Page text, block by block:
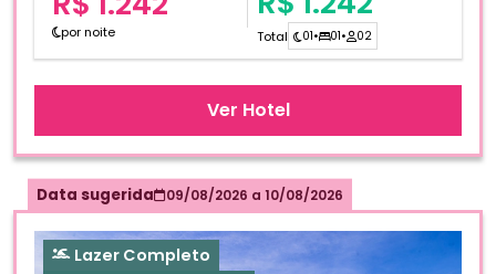
por noite Total 01• 01• 02
Ver Hotel
Data sugerida 09/08/2026 a 10/08/2026
Lazer Completo